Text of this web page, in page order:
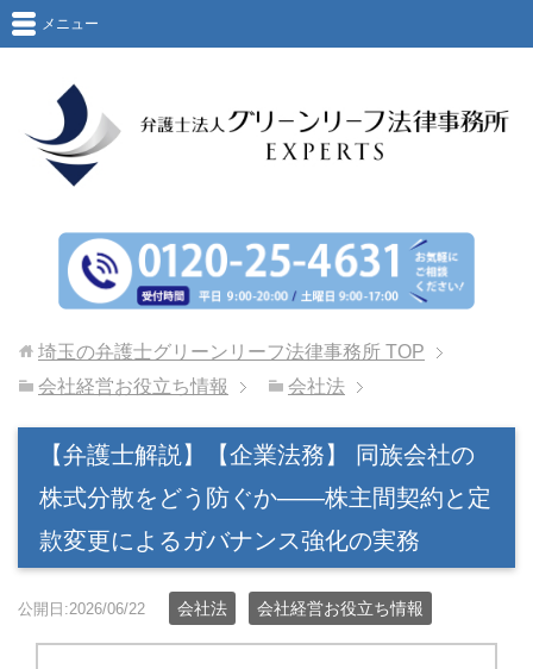
メニュー
埼玉の弁護士グリーンリーフ法律事務所 TOP
会社経営お役立ち情報
会社法
【弁護士解説】【企業法務】 同族会社の
株式分散をどう防ぐか――株主間契約と定
款変更によるガバナンス強化の実務
公開日:2026/06/22 会社法 会社経営お役立ち情報